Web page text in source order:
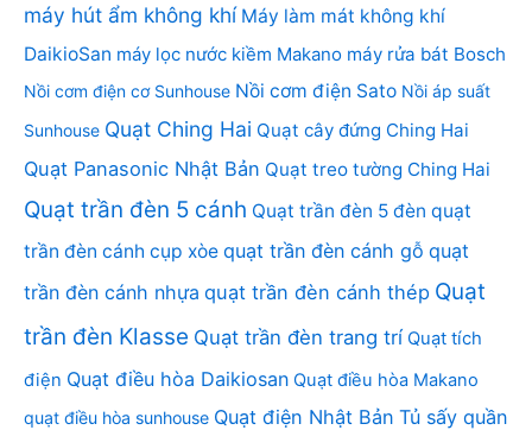
máy hút ẩm không khí Máy làm mát không khí
DaikioSan máy lọc nước kiềm Makano máy rửa bát Bosch
Nồi cơm điện cơ Sunhouse Nồi cơm điện Sato Nồi áp suất
Sunhouse Quạt Ching Hai Quạt cây đứng Ching Hai
Quạt Panasonic Nhật Bản Quạt treo tường Ching Hai
Quạt trần đèn 5 cánh Quạt trần đèn 5 đèn quạt
trần đèn cánh cụp xòe quạt trần đèn cánh gỗ quạt
trần đèn cánh nhựa quạt trần đèn cánh thép Quạt
trần đèn Klasse Quạt trần đèn trang trí Quạt tích
điện Quạt điều hòa Daikiosan Quạt điều hòa Makano
quạt điều hòa sunhouse Quạt điện Nhật Bản Tủ sấy quần